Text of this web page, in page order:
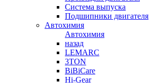
Система выпуска
Подшипники двигателя
Автохимия
Автохимия
назад
LEMARC
3TON
BiBiCare
Hi-Gear